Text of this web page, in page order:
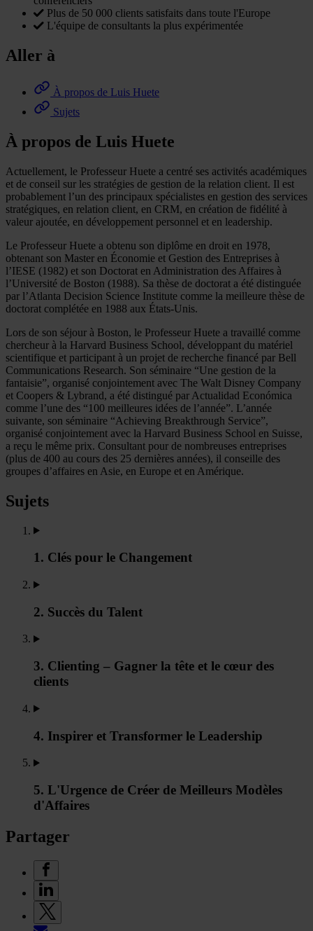
Plus de 50 000 clients satisfaits dans toute l'Europe
L'équipe de consultants la plus expérimentée
Aller à
À propos de Luis Huete
Sujets
À propos de Luis Huete
Actuellement, le Professeur Huete a centré ses activités académiques
et de conseil sur les stratégies de gestion de la relation client. Il est
probablement l’un des principaux spécialistes en gestion des services
stratégiques, en relation client, en CRM, en création de fidélité à
valeur ajoutée, en développement personnel et en leadership.
Le Professeur Huete a obtenu son diplôme en droit en 1978,
obtenant son Master en Économie et Gestion des Entreprises à
l’IESE (1982) et son Doctorat en Administration des Affaires à
l’Université de Boston (1988). Sa thèse de doctorat a été distinguée
par l’Atlanta Decision Science Institute comme la meilleure thèse de
doctorat complétée en 1988 aux États-Unis.
Lors de son séjour à Boston, le Professeur Huete a travaillé comme
chercheur à la Harvard Business School, développant du matériel
scientifique et participant à un projet de recherche financé par Bell
Communications Research. Son séminaire “Une gestion de la
fantaisie”, organisé conjointement avec The Walt Disney Company
et Coopers & Lybrand, a été distingué par Actualidad Económica
comme l’une des “100 meilleures idées de l’année”. L’année
suivante, son séminaire “Achieving Breakthrough Service”,
organisé conjointement avec la Harvard Business School en Suisse,
a reçu le même prix. Consultant pour de nombreuses entreprises
(plus de 400 au cours des 25 dernières années), il conseille des
groupes d’affaires en Asie, en Europe et en Amérique.
Sujets
1. Clés pour le Changement
2. Succès du Talent
3. Clienting – Gagner la tête et le cœur des
clients
4. Inspirer et Transformer le Leadership
5. L'Urgence de Créer de Meilleurs Modèles
d'Affaires
Partager